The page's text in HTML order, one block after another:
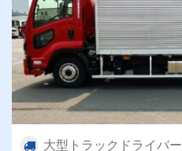
大型トラックドライバー